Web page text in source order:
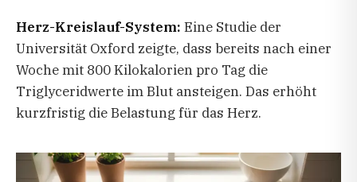
Herz-Kreislauf-System: Eine Studie der
Universität Oxford zeigte, dass bereits nach einer
Woche mit 800 Kilokalorien pro Tag die
Triglyceridwerte im Blut ansteigen. Das erhöht
kurzfristig die Belastung für das Herz.